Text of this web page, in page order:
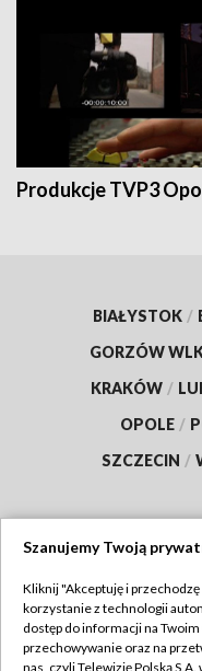
Produkcje TVP3
BIAŁYSTOK /
GORZÓW
KRAKÓW /
OPOLE /
SZCZECIN /
Abonament TVP
Szanujemy Twoją
Kliknij "Akceptuję i
korzystanie z technologii
dostęp do informacji na
przechowywanie oraz na
nas, czyli Telewizję Polską